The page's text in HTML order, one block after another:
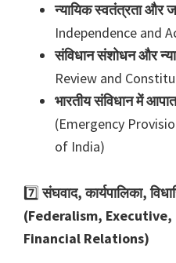
न्यायिक स्वतंत्रता और
Independence and
संविधान संशोधन और
Review and
भारतीय संविधान में
(Emergency
of India)
7️⃣संघवाद, कार्यपालिका,
(Federalism,
Financial Relations)